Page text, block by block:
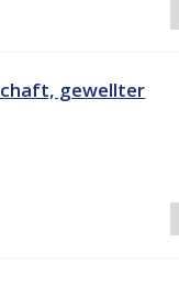
gewellter